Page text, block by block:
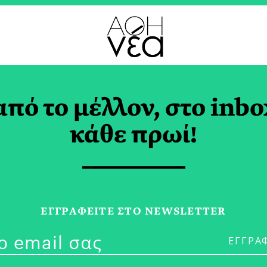
Μίλτος
το μέλλον, στο
κάθε πρωί!
ΕΓΓPΑΦΕΙΤΕ ΣΤΟ NEWSLETTER